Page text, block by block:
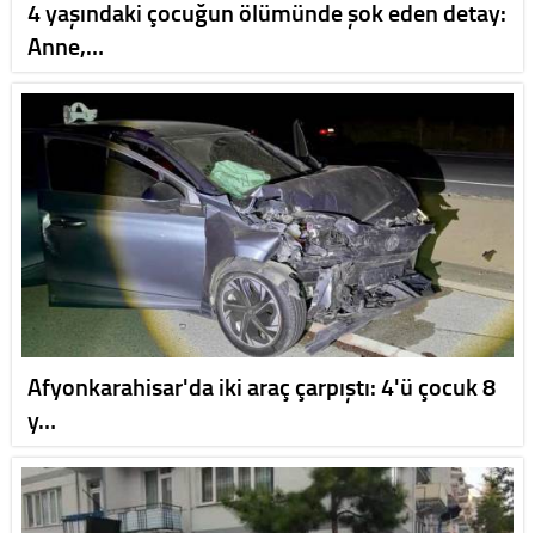
4 yaşındaki çocuğun ölümünde şok eden detay:
Anne,…
Afyonkarahisar'da iki araç çarpıştı: 4'ü çocuk 8
y…